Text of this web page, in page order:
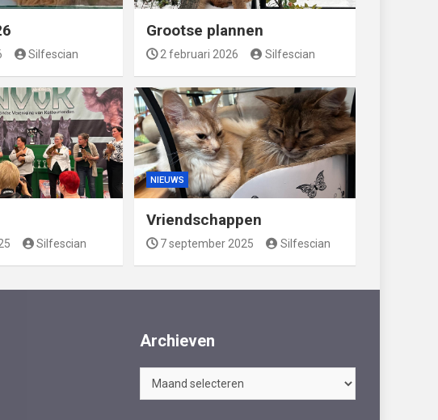
Silfescian
Grootse plannen
2 februari 2026 Silfescian
Silfescian
NIEUWS
Vriendschappen
7 september 2025 Silfescian
Archieven
Archieven